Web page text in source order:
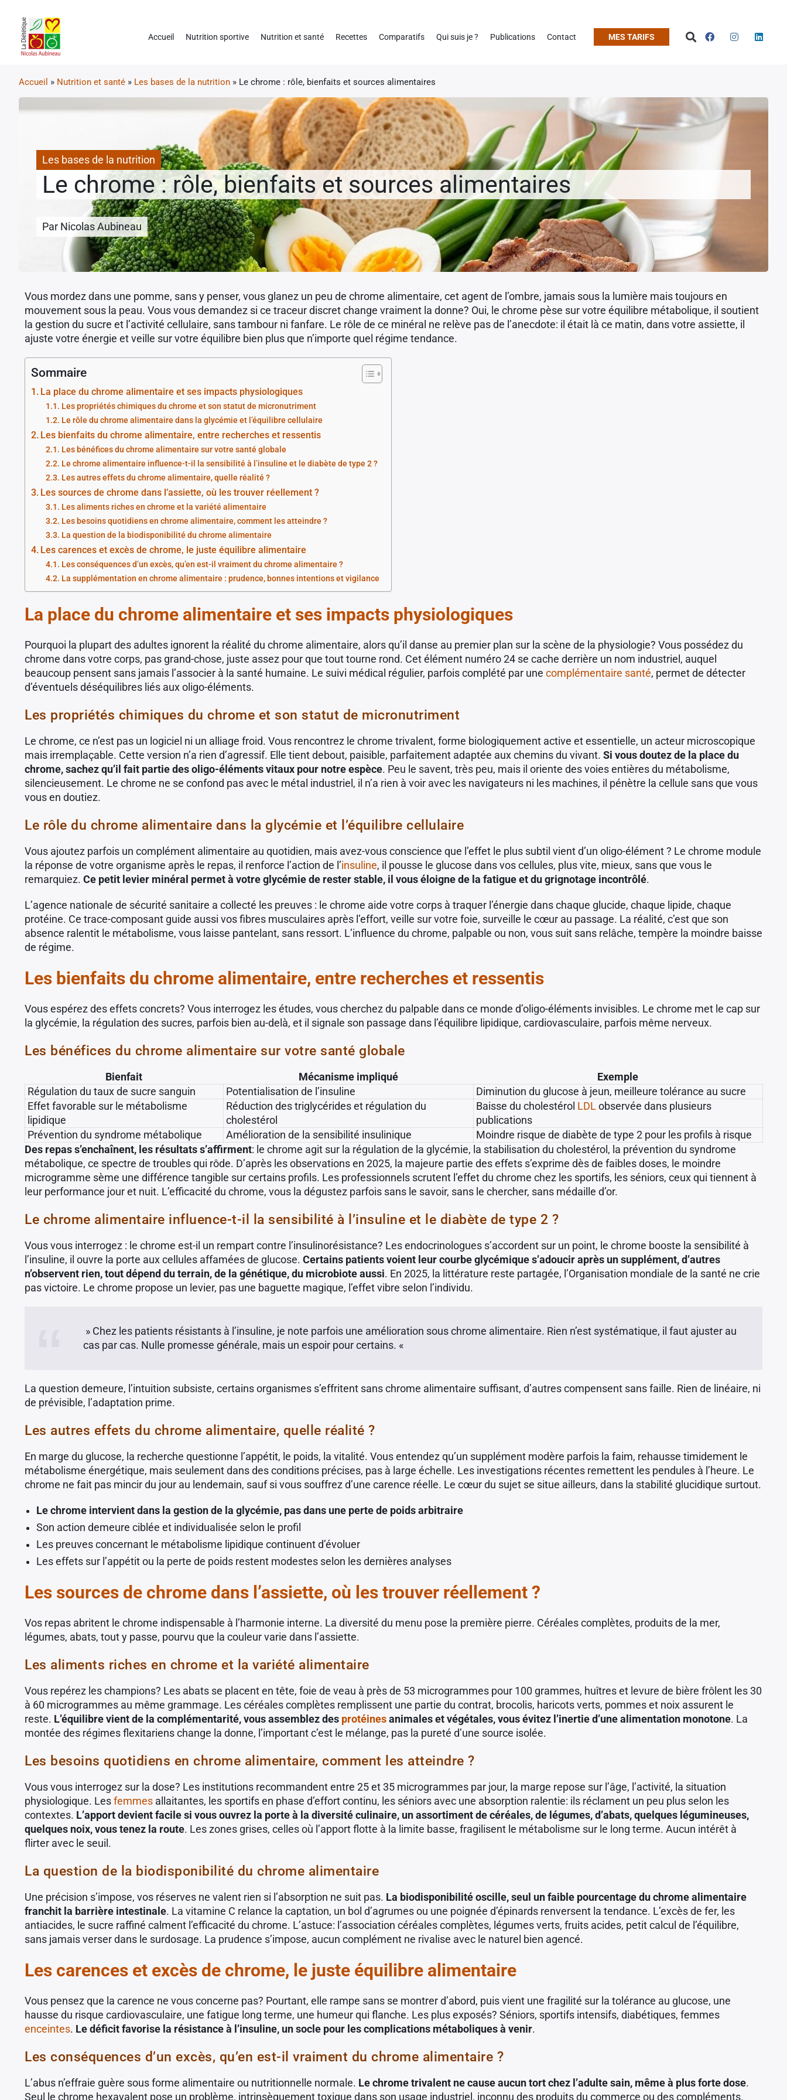
Accueil Nutrition sportive Nutrition et santé Recettes Comparatifs Qui suis je ? Publications Contact MES TARIFS
Accueil » Nutrition et santé » Les bases de la nutrition » Le chrome : rôle, bienfaits et sources alimentaires
Les bases de la nutrition
Le chrome : rôle, bienfaits et sources alimentaires
Par Nicolas Aubineau
Vous mordez dans une pomme, sans y penser, vous glanez un peu de chrome alimentaire, cet agent de l’ombre, jamais sous la lumière mais toujours en
mouvement sous la peau. Vous vous demandez si ce traceur discret change vraiment la donne? Oui, le chrome pèse sur votre équilibre métabolique, il soutient
la gestion du sucre et l’activité cellulaire, sans tambour ni fanfare. Le rôle de ce minéral ne relève pas de l’anecdote: il était là ce matin, dans votre assiette, il
ajuste votre énergie et veille sur votre équilibre bien plus que n’importe quel régime tendance.
Sommaire
La place du chrome alimentaire et ses impacts physiologiques
Les propriétés chimiques du chrome et son statut de micronutriment
Le rôle du chrome alimentaire dans la glycémie et l’équilibre cellulaire
Les bienfaits du chrome alimentaire, entre recherches et ressentis
Les bénéfices du chrome alimentaire sur votre santé globale
Le chrome alimentaire influence-t-il la sensibilité à l’insuline et le diabète de type 2 ?
Les autres effets du chrome alimentaire, quelle réalité ?
Les sources de chrome dans l’assiette, où les trouver réellement ?
Les aliments riches en chrome et la variété alimentaire
Les besoins quotidiens en chrome alimentaire, comment les atteindre ?
La question de la biodisponibilité du chrome alimentaire
Les carences et excès de chrome, le juste équilibre alimentaire
Les conséquences d’un excès, qu’en est-il vraiment du chrome alimentaire ?
La supplémentation en chrome alimentaire : prudence, bonnes intentions et vigilance
La place du chrome alimentaire et ses impacts physiologiques
Pourquoi la plupart des adultes ignorent la réalité du chrome alimentaire, alors qu’il danse au premier plan sur la scène de la physiologie? Vous possédez du
chrome dans votre corps, pas grand-chose, juste assez pour que tout tourne rond. Cet élément numéro 24 se cache derrière un nom industriel, auquel
beaucoup pensent sans jamais l’associer à la santé humaine. Le suivi médical régulier, parfois complété par une complémentaire santé, permet de détecter
d’éventuels déséquilibres liés aux oligo-éléments.
Les propriétés chimiques du chrome et son statut de micronutriment
Le chrome, ce n’est pas un logiciel ni un alliage froid. Vous rencontrez le chrome trivalent, forme biologiquement active et essentielle, un acteur microscopique
mais irremplaçable. Cette version n’a rien d’agressif. Elle tient debout, paisible, parfaitement adaptée aux chemins du vivant. Si vous doutez de la place du
chrome, sachez qu’il fait partie des oligo-éléments vitaux pour notre espèce. Peu le savent, très peu, mais il oriente des voies entières du métabolisme,
silencieusement. Le chrome ne se confond pas avec le métal industriel, il n’a rien à voir avec les navigateurs ni les machines, il pénètre la cellule sans que vous
vous en doutiez.
Le rôle du chrome alimentaire dans la glycémie et l’équilibre cellulaire
Vous ajoutez parfois un complément alimentaire au quotidien, mais avez-vous conscience que l’effet le plus subtil vient d’un oligo-élément ? Le chrome module
la réponse de votre organisme après le repas, il renforce l’action de l’insuline, il pousse le glucose dans vos cellules, plus vite, mieux, sans que vous le
remarquiez. Ce petit levier minéral permet à votre glycémie de rester stable, il vous éloigne de la fatigue et du grignotage incontrôlé.
L’agence nationale de sécurité sanitaire a collecté les preuves : le chrome aide votre corps à traquer l’énergie dans chaque glucide, chaque lipide, chaque
protéine. Ce trace-composant guide aussi vos fibres musculaires après l’effort, veille sur votre foie, surveille le cœur au passage. La réalité, c’est que son
absence ralentit le métabolisme, vous laisse pantelant, sans ressort. L’influence du chrome, palpable ou non, vous suit sans relâche, tempère la moindre baisse
de régime.
Les bienfaits du chrome alimentaire, entre recherches et ressentis
Vous espérez des effets concrets? Vous interrogez les études, vous cherchez du palpable dans ce monde d’oligo-éléments invisibles. Le chrome met le cap sur
la glycémie, la régulation des sucres, parfois bien au-delà, et il signale son passage dans l’équilibre lipidique, cardiovasculaire, parfois même nerveux.
Les bénéfices du chrome alimentaire sur votre santé globale
Bienfait Mécanisme impliqué
Exemple
Régulation du taux de sucre sanguin
Potentialisation de l’insuline
Diminution du glucose à jeun, meilleure tolérance au sucre
Effet favorable sur le métabolisme
lipidique
Réduction des triglycérides et régulation du
cholestérol
Baisse du cholestérol LDL observée dans plusieurs
publications
Prévention du syndrome métabolique
Amélioration de la sensibilité insulinique
Moindre risque de diabète de type 2 pour les profils à risque
Des repas s’enchaînent, les résultats s’affirment: le chrome agit sur la régulation de la glycémie, la stabilisation du cholestérol, la prévention du syndrome
métabolique, ce spectre de troubles qui rôde. D’après les observations en 2025, la majeure partie des effets s’exprime dès de faibles doses, le moindre
microgramme sème une différence tangible sur certains profils. Les professionnels scrutent l’effet du chrome chez les sportifs, les séniors, ceux qui tiennent à
leur performance jour et nuit. L’efficacité du chrome, vous la dégustez parfois sans le savoir, sans le chercher, sans médaille d’or.
Le chrome alimentaire influence-t-il la sensibilité à l’insuline et le diabète de type 2 ?
Vous vous interrogez : le chrome est-il un rempart contre l’insulinorésistance? Les endocrinologues s’accordent sur un point, le chrome booste la sensibilité à
l’insuline, il ouvre la porte aux cellules affamées de glucose. Certains patients voient leur courbe glycémique s’adoucir après un supplément, d’autres
n’observent rien, tout dépend du terrain, de la génétique, du microbiote aussi. En 2025, la littérature reste partagée, l’Organisation mondiale de la santé ne crie
pas victoire. Le chrome propose un levier, pas une baguette magique, l’effet vibre selon l’individu.
» Chez les patients résistants à l’insuline, je note parfois une amélioration sous chrome alimentaire. Rien n’est systématique, il faut ajuster au
cas par cas. Nulle promesse générale, mais un espoir pour certains. «
La question demeure, l’intuition subsiste, certains organismes s’effritent sans chrome alimentaire suffisant, d’autres compensent sans faille. Rien de linéaire, ni
de prévisible, l’adaptation prime.
Les autres effets du chrome alimentaire, quelle réalité ?
En marge du glucose, la recherche questionne l’appétit, le poids, la vitalité. Vous entendez qu’un supplément modère parfois la faim, rehausse timidement le
métabolisme énergétique, mais seulement dans des conditions précises, pas à large échelle. Les investigations récentes remettent les pendules à l’heure. Le
chrome ne fait pas mincir du jour au lendemain, sauf si vous souffrez d’une carence réelle. Le cœur du sujet se situe ailleurs, dans la stabilité glucidique surtout.
Le chrome intervient dans la gestion de la glycémie, pas dans une perte de poids arbitraire
Son action demeure ciblée et individualisée selon le profil
Les preuves concernant le métabolisme lipidique continuent d’évoluer
Les effets sur l’appétit ou la perte de poids restent modestes selon les dernières analyses
Les sources de chrome dans l’assiette, où les trouver réellement ?
Vos repas abritent le chrome indispensable à l’harmonie interne. La diversité du menu pose la première pierre. Céréales complètes, produits de la mer,
légumes, abats, tout y passe, pourvu que la couleur varie dans l’assiette.
Les aliments riches en chrome et la variété alimentaire
Vous repérez les champions? Les abats se placent en tête, foie de veau à près de 53 microgrammes pour 100 grammes, huîtres et levure de bière frôlent les 30
à 60 microgrammes au même grammage. Les céréales complètes remplissent une partie du contrat, brocolis, haricots verts, pommes et noix assurent le
reste. L’équilibre vient de la complémentarité, vous assemblez des protéines animales et végétales, vous évitez l’inertie d’une alimentation monotone. La
montée des régimes flexitariens change la donne, l’important c’est le mélange, pas la pureté d’une source isolée.
Les besoins quotidiens en chrome alimentaire, comment les atteindre ?
Vous vous interrogez sur la dose? Les institutions recommandent entre 25 et 35 microgrammes par jour, la marge repose sur l’âge, l’activité, la situation
physiologique. Les femmes allaitantes, les sportifs en phase d’effort continu, les séniors avec une absorption ralentie: ils réclament un peu plus selon les
contextes. L’apport devient facile si vous ouvrez la porte à la diversité culinaire, un assortiment de céréales, de légumes, d’abats, quelques légumineuses,
quelques noix, vous tenez la route. Les zones grises, celles où l’apport flotte à la limite basse, fragilisent le métabolisme sur le long terme. Aucun intérêt à
flirter avec le seuil.
La question de la biodisponibilité du chrome alimentaire
Une précision s’impose, vos réserves ne valent rien si l’absorption ne suit pas. La biodisponibilité oscille, seul un faible pourcentage du chrome alimentaire
franchit la barrière intestinale. La vitamine C relance la captation, un bol d’agrumes ou une poignée d’épinards renversent la tendance. L’excès de fer, les
antiacides, le sucre raffiné calment l’efficacité du chrome. L’astuce: l’association céréales complètes, légumes verts, fruits acides, petit calcul de l’équilibre,
sans jamais verser dans le surdosage. La prudence s’impose, aucun complément ne rivalise avec le naturel bien agencé.
Les carences et excès de chrome, le juste équilibre alimentaire
Vous pensez que la carence ne vous concerne pas? Pourtant, elle rampe sans se montrer d’abord, puis vient une fragilité sur la tolérance au glucose, une
hausse du risque cardiovasculaire, une fatigue long terme, une humeur qui flanche. Les plus exposés? Séniors, sportifs intensifs, diabétiques, femmes
enceintes. Le déficit favorise la résistance à l’insuline, un socle pour les complications métaboliques à venir.
Les conséquences d’un excès, qu’en est-il vraiment du chrome alimentaire ?
L’abus n’effraie guère sous forme alimentaire ou nutritionnelle normale. Le chrome trivalent ne cause aucun tort chez l’adulte sain, même à plus forte dose.
Seul le chrome hexavalent pose un problème, intrinsèquement toxique dans son usage industriel, inconnu des produits du commerce ou des compléments.